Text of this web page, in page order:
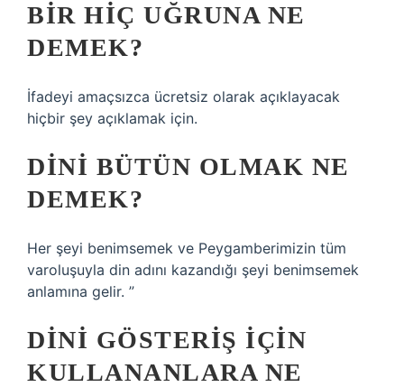
BIR HIÇ UĞRUNA NE
DEMEK?
İfadeyi amaçsızca ücretsiz olarak açıklayacak
hiçbir şey açıklamak için.
DINI BÜTÜN OLMAK NE
DEMEK?
Her şeyi benimsemek ve Peygamberimizin tüm
varoluşuyla din adını kazandığı şeyi benimsemek
anlamına gelir. ”
DINI GÖSTERIŞ IÇIN
KULLANANLARA NE